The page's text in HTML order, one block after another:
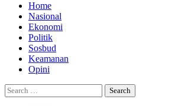
Home
Nasional
Ekonomi
Politik
Sosbud
Keamanan
Opini
Search
for: